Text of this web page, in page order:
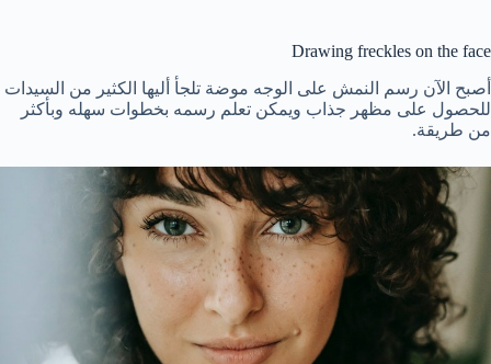
Drawing freckles on the face
أصبح الآن رسم النمش على الوجه موضة تلجأ أليها الكثير من السيدات
للحصول على مظهر جذاب ويمكن تعلم رسمه بخطوات سهله وبأكثر
من طريقة.